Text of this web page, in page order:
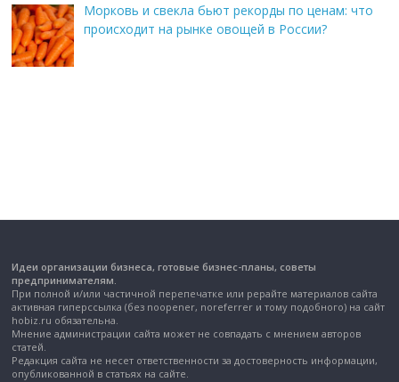
Морковь и свекла бьют рекорды по ценам: что
происходит на рынке овощей в России?
Идеи организации бизнеса, готовые бизнес-планы, советы
предпринимателям.
При полной и/или частичной перепечатке или рерайте материалов сайта
активная гиперссылка (без noopener, noreferrer и тому подобного) на сайт
hobiz.ru обязательна.
Мнение администрации сайта может не совпадать с мнением авторов
статей.
Редакция сайта не несет ответственности за достоверность информации,
опубликованной в статьях на сайте.